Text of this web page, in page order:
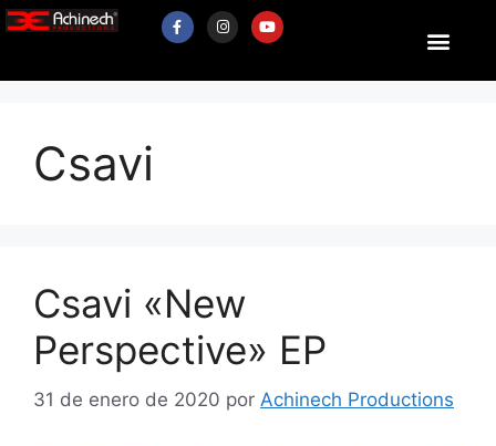
Csavi
Csavi «New
Perspective» EP
31 de enero de 2020 por Achinech Productions